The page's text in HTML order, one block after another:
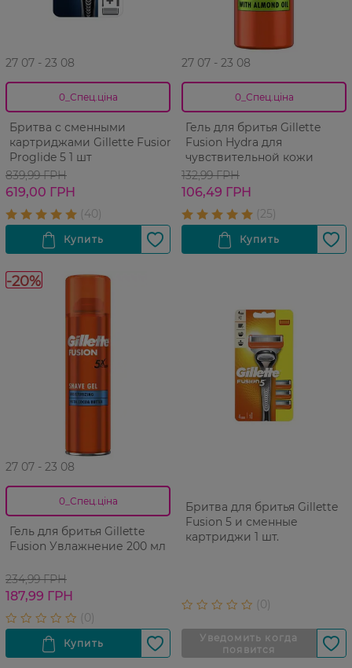
27 07 - 23 08
0_Спец.ціна
Бритва с сменными
картриджами Gillette Fusion
Proglide 5 1 шт
839,99 ГРН
619,00 ГРН
27 07 - 23 08
0_Спец.ціна
Гель для бритья Gillette
Fusion Hydra для
чувствительной кожи
132,99 ГРН
106,49 ГРН
-20%
27 07 - 23 08
0_Спец.ціна
Гель для бритья Gillette
Fusion Увлажнение 200 мл
234,99 ГРН
187,99 ГРН
Бритва для бритья Gillette
Fusion 5 и сменные
картриджи 1 шт.